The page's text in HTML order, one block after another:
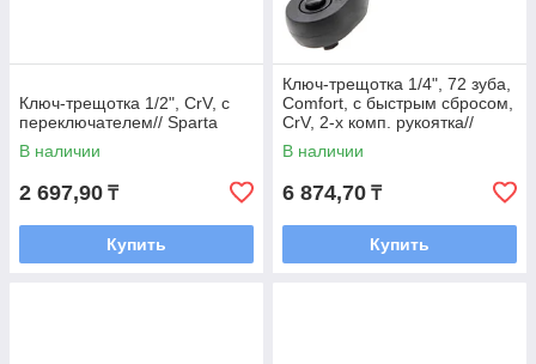
Ключ-трещотка 1/2", CrV, с
переключателем// Sparta
В наличии
2 697,90 ₸
Купить
Ключ-трещотка 1/4", 72 зуба,
Comfort, с быстрым сбросом,
CrV, 2-х комп. рукоятка//
Gross
В наличии
6 874,70 ₸
Купить